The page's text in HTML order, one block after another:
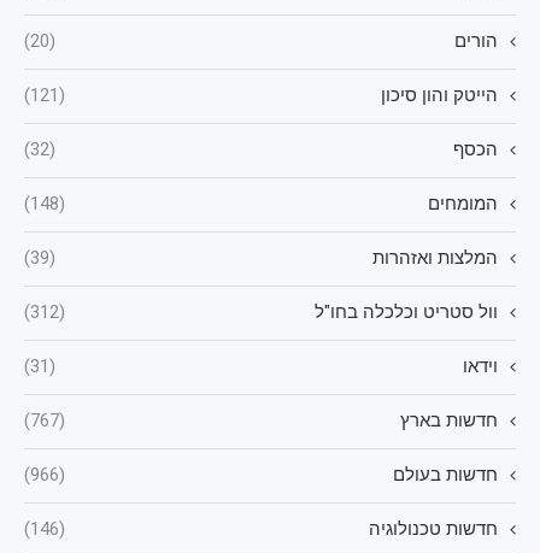
הורים (20)
הייטק והון סיכון (121)
הכסף (32)
המומחים (148)
המלצות ואזהרות (39)
וול סטריט וכלכלה בחו"ל (312)
וידאו (31)
חדשות בארץ (767)
חדשות בעולם (966)
חדשות טכנולוגיה (146)